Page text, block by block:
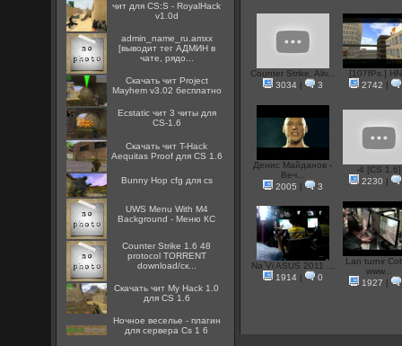
чит для CS:S - RoyalHack
v1.0d
admin_name_ru.amxx
[выводит тег АДМИН в
чате, рядо...
Скачать чит Project
Mayhem v3.02 бесплатно
Ecstatic чит 3 читы для
CS-1.6
Скачать чит T-Hack
Aequitas Proof для CS 1.6
Bunny Hop cfg для cs
UWS Menu With M4
Background - Меню КС
Counter Strike 1.6 48
protocol TORRENT
download/ск...
Скачать чит My Hack 1.0
для CS 1.6
Ночное веселье - плагин
для сервера Cs 1 6
Counter Strike. Aliv...
3034| 3
[107fPs.]
2742 |
Денис Майданов -
Веч...
2005 | 3
-4 [CS 1.6]
2230 |
Na`Vi ASUS 2011 ...
1914| 0
Lan turnir
www...
1927 |